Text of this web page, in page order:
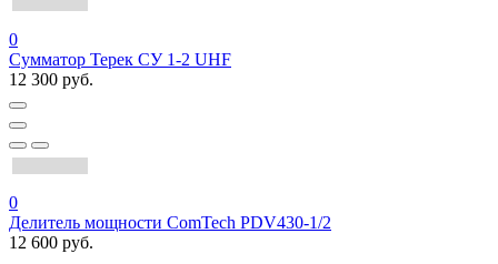
0
Сумматор Терек СУ 1-2 UHF
12 300 руб.
0
Делитель мощности ComTech PDV430-1/2
12 600 руб.